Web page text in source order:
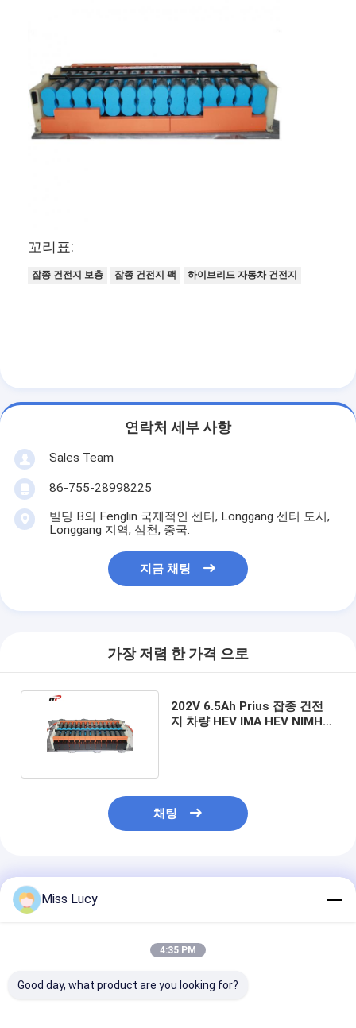
문의하기
리튬 이온 재충전 전지
에너지 저장 건전지
nicd 충전용 배터리
액정 배터리 충전기
NiCd 배터리 팩
충전식 손전등 배터리
꼬리표:
잡종 건전지 보충 잡종 건전지 팩 하이브리드 자동차 건전지
연락처 세부 사항
Sales Team
86-755-28998225
빌딩 B의 Fenglin 국제적인 센터, Longgang 센터 도시,
Longgang 지역, 심천, 중국.
지금 채팅
가장 저렴 한 가격 으로
202V 6.5Ah Prius 잡종 건전
지 차량 HEV IMA HEV NIMH
채팅
추천된 제품
Miss Lucy
4:35 PM
Good day, what product are you looking for?